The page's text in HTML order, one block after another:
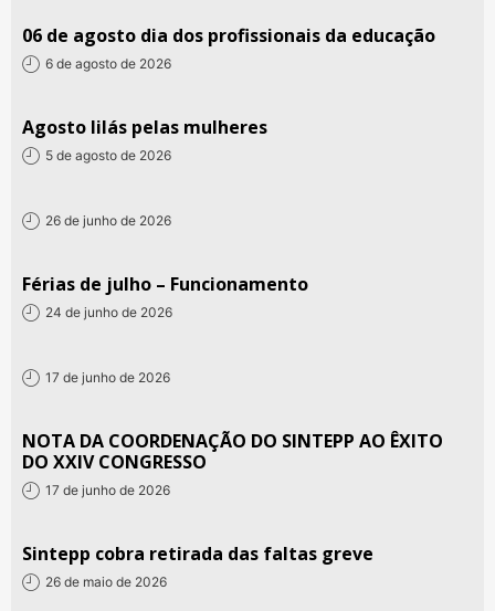
06 de agosto dia dos profissionais da educação
6 de agosto de 2026
Agosto lilás pelas mulheres
5 de agosto de 2026
26 de junho de 2026
Férias de julho – Funcionamento
24 de junho de 2026
17 de junho de 2026
NOTA DA COORDENAÇÃO DO SINTEPP AO ÊXITO
DO XXIV CONGRESSO
17 de junho de 2026
Sintepp cobra retirada das faltas greve
26 de maio de 2026